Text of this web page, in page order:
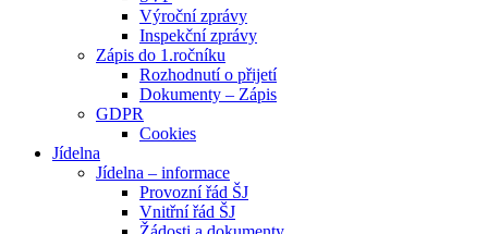
Výroční zprávy
Inspekční zprávy
Zápis do 1.ročníku
Rozhodnutí o přijetí
Dokumenty – Zápis
GDPR
Cookies
Jídelna
Jídelna – informace
Provozní řád ŠJ
Vnitřní řád ŠJ